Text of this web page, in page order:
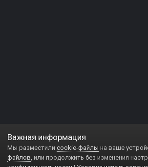
Важная информация
Мы разместили cookie-файлы на ваше
файлов, или продолжить без изменения